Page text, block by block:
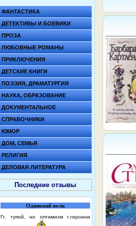
ФАНТАСТИКА
ДЕТЕКТИВЫ И БОЕВИКИ
ПРОЗА
ЛЮБОВНЫЕ РОМАНЫ
ПРИКЛЮЧЕНИЯ
ДЕТСКИЕ КНИГИ
ПОЭЗИЯ, ДРАМАТУРГИЯ
НАУКА, ОБРАЗОВАНИЕ
ДОКУМЕНТАЛЬНОЕ
СПРАВОЧНИКИ
ЮМОР
ДОМ, СЕМЬЯ
РЕЛИГИЯ
ДЕЛОВАЯ ЛИТЕРАТУРА
Последние отзывы
Одинокий волк
Гг. тупой, но оптимизм г.героини